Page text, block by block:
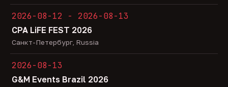
2026-08-12 - 2026-08-13
CPA LiFE FEST 2026
Санкт-Петербург, Russia
2026-08-13
G&M Events Brazil 2026